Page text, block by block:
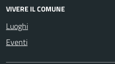
VIVERE IL COMUNE
Luoghi
Eventi